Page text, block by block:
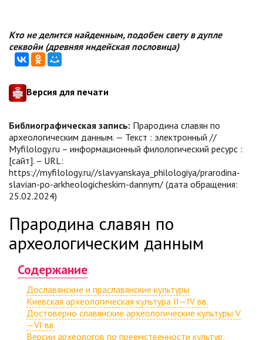
Кто не делится найденным, подобен свету в дупле
секвойи (древняя индейская пословица)
Версия для печати
Библиографическая запись: Прародина славян по
археологическим данным. — Текст : электронный //
Myfilology.ru – информационный филологический ресурс :
[сайт]. – URL:
https://myfilology.ru//slavyanskaya_philologiya/prarodina-
slavian-po-arkheologicheskim-dannym/ (дата обращения:
25.02.2024)
Прародина славян по
археологическим данным
Содержание
Дославянские и праславянские культуры
Киевская археологическая культура II—IV вв.
Достоверно славянские археологические культуры V
—VI вв
Версии археологов по преемственности культур: